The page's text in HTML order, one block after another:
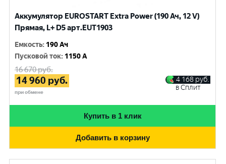
Аккумулятор EUROSTART Extra Power (190 Ач, 12 V)
Прямая, L+ D5 арт.EUT1903
Емкость: 190 Ач
Пусковой ток: 1150 A
16 670руб.
14 960 руб.
при обмене
4 168 руб.
в Сплит
Купить в 1 клик
Добавить в корзину